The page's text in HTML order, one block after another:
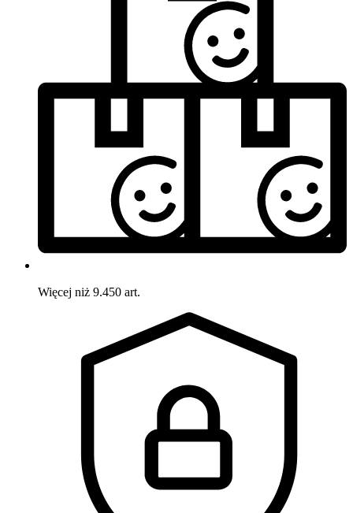
Więcej niż 9.450 art.